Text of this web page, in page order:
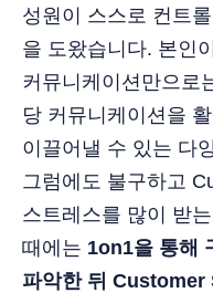
성원이 스스로 컨트
을 도왔습니다. 본인
커뮤니케이션만으로
당 커뮤니케이션을
이끌어낼 수 있는 다
그럼에도 불구하고
스트레스를 많이 받
때에는 1on1을 통해
파악한 뒤 Customer